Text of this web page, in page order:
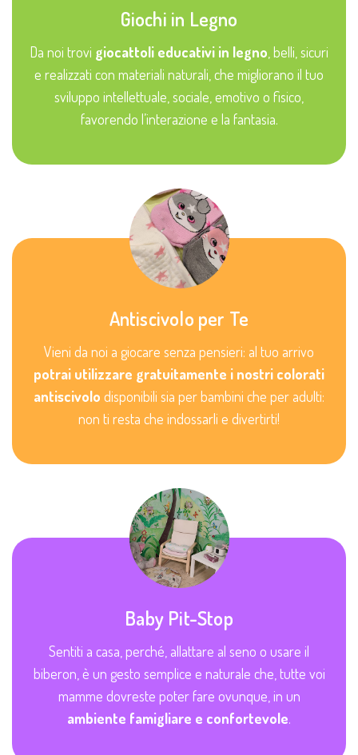
Giochi in Legno
Da noi trovi giocattoli educativi in legno , belli, sicuri
e realizzati con materiali naturali, che migliorano il tuo
sviluppo intellettuale, sociale, emotivo o fisico,
favorendo l’interazione e la fantasia.
Antiscivolo per Te
Vieni da noi a giocare senza pensieri: al tuo arrivo
potrai utilizzare gratuitamente i nostri colorati
antiscivolo disponibili sia per bambini che per adulti:
non ti resta che indossarli e divertirti!
Baby Pit-Stop
Sentiti a casa, perché, allattare al seno o usare il
biberon, è un gesto semplice e naturale che, tutte voi
mamme dovreste poter fare ovunque, in un
ambiente famigliare e confortevole.